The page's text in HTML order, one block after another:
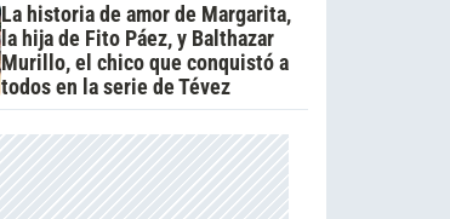
La historia de amor de Margarita,
la hija de Fito Páez, y Balthazar
Murillo, el chico que conquistó a
todos en la serie de Tévez